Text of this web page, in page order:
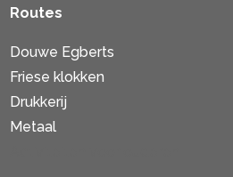
Routes
Douwe Egberts
Friese klokken
Drukkerij
Metaal